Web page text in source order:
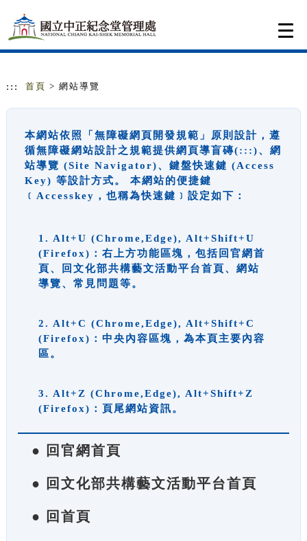
::: 首頁 > 網站導覽
本網站依照「無障礙網頁開發規範」原則設計，遵
循無障礙網站設計之規範提供網頁導盲磚(:::)、網
站導覽 (Site Navigator)、鍵盤快速鍵 (Access
Key) 等設計方式。 本網站的便捷鍵
﹝Accesskey，也稱為快速鍵﹞設定如下：
1. Alt+U (Chrome,Edge), Alt+Shift+U
(Firefox)：右上方功能區塊，包括回官網首
頁、回文化部共構藝文活動平台首頁、網站
導覽、常見問題等。
2. Alt+C (Chrome,Edge), Alt+Shift+C
(Firefox)：中央內容區塊，為本頁主要內容
區。
3. Alt+Z (Chrome,Edge), Alt+Shift+Z
(Firefox)：頁尾網站資訊。
● 回官網首頁
● 回文化部共構藝文活動平台首頁
● 回首頁